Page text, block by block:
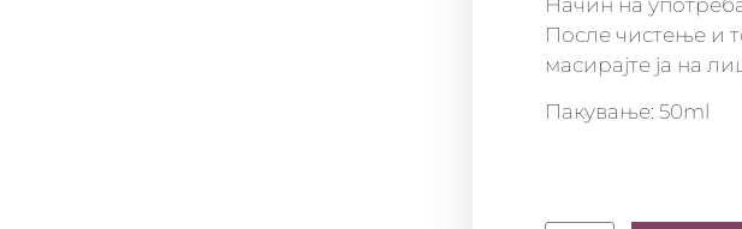
После чистење и
масирајте ја на
Пакување: 50ml